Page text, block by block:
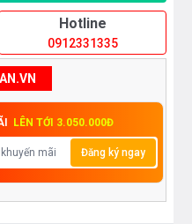
Hotline
0912331335
LÊN TỚI 3.050.000Đ
Đăng ký ngay